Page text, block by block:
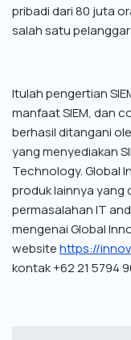
pribadi dari 80 juta
salah satu
Itulah pengertian
manfaat SIEM, dan
berhasil ditangani
yang menyediakan
Technology. Global
produk lainnya yang
permasalahan IT
mengenai Global
websitehttps://
kontak +62 21 5794